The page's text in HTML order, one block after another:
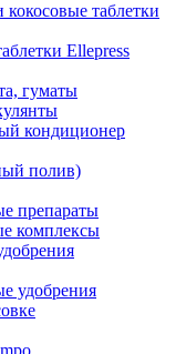
таблетки
Ellepress
гуматы
кондиционер
полив)
препараты
комплексы
удобрения